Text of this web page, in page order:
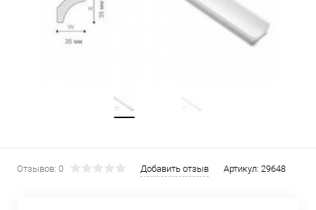
Отзывов: 0 Добавить отзыв Артикул: 29648